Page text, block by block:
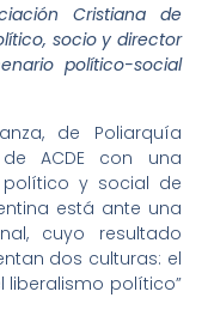
Cristiana de
socio y director
político-social
de Poliarquía
ACDE con una
y social de
está ante una
cuyo resultado
dos culturas: el
liberalismo político”